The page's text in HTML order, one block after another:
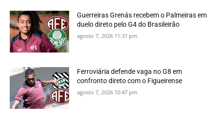
Guerreiras Grenás recebem o Palmeiras em
duelo direto pelo G4 do Brasileirão
agosto 7, 2026 11:31 pm
Ferroviária defende vaga no G8 em
confronto direto com o Figueirense
agosto 7, 2026 10:47 pm